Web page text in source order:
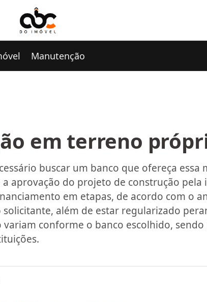
Manutenção
em terreno
buscar um banco que ofereça essa
aprovação do projeto de construção pela
em etapas, de acordo com o
além de estar regularizado
conforme o banco escolhido,